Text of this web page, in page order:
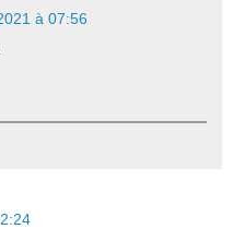
à 07:56